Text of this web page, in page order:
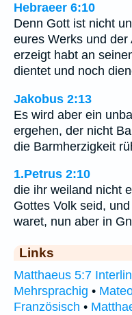
Hebraeer 6:10
Denn Gott ist nicht
eures Werks und
erzeigt habt an
dientet und noch
Jakobus 2:13
Es wird aber ein
ergehen, der nicht
die Barmherzigkeit
1.Petrus 2:10
die ihr weiland nicht
Gottes Volk seid,
waret, nun aber in
Links
Matthaeus 5:7
Mehrsprachig •
Französisch •